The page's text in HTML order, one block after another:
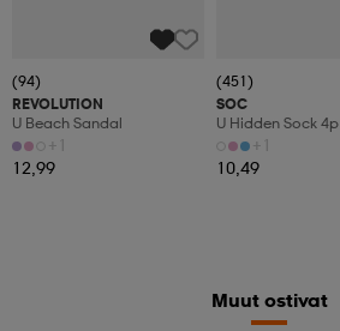
(94)
REVOLUTION
U Beach Sandal
+1
12,99
(451)
SOC
U Hidden Sock 4p
+1
10,49
Muut ostivat